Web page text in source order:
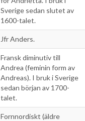
Sverige sedan slutet av
1600-talet.
Jfr Anders.
Fransk diminutiv till
Andrea (feminin form av
Andreas). I bruk i Sverige
sedan början av 1700-
talet.
Fornnordiskt (äldre